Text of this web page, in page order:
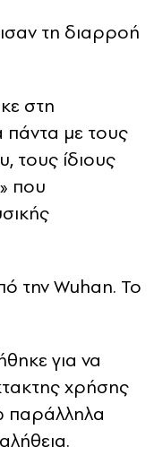
τη διαρροή
στη
πάντα με τους
τους ίδιους
που
την Wuhan. Το
για να
χρήσης
παράλληλα